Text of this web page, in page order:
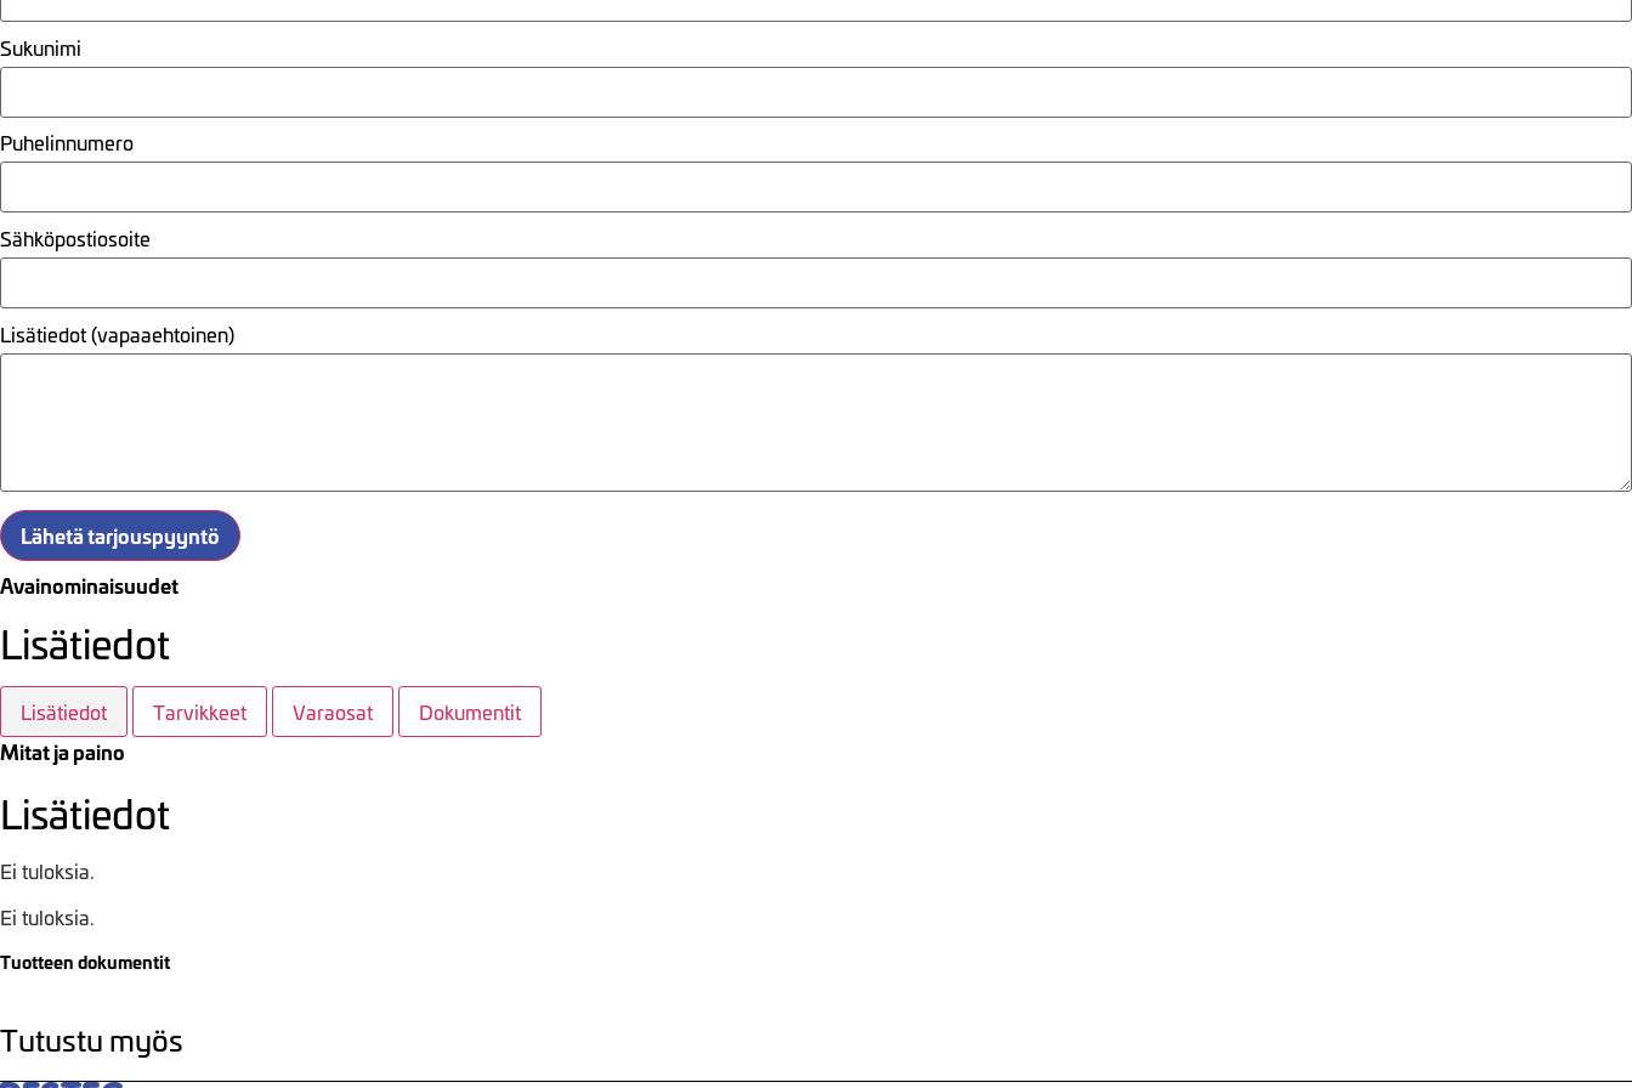
Sukunimi
Puhelinnumero
Sähköpostiosoite
Lisätiedot (vapaaehtoinen)
Lähetä tarjouspyyntö
Avainominaisuudet
Lisätiedot
Lisätiedot Tarvikkeet Varaosat Dokumentit
Mitat ja paino
Lisätiedot
Ei tuloksia.
Ei tuloksia.
Tuotteen dokumentit
Tutustu myös